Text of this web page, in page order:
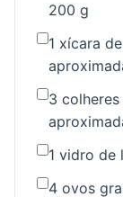
200 g
1 xícara
3
1 vidro de
4 ovos